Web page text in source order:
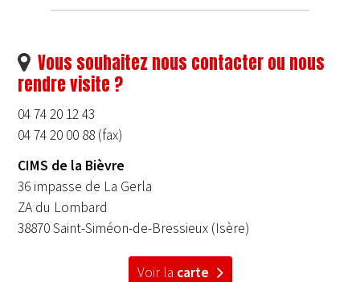
Vous souhaitez nous contacter ou nous
rendre visite ?
04 74 20 12 43
04 74 20 00 88 (fax)
CIMS de la Bièvre
36 impasse de La Gerla
ZA du Lombard
38870 Saint-Siméon-de-Bressieux (Isère)
Voir la carte